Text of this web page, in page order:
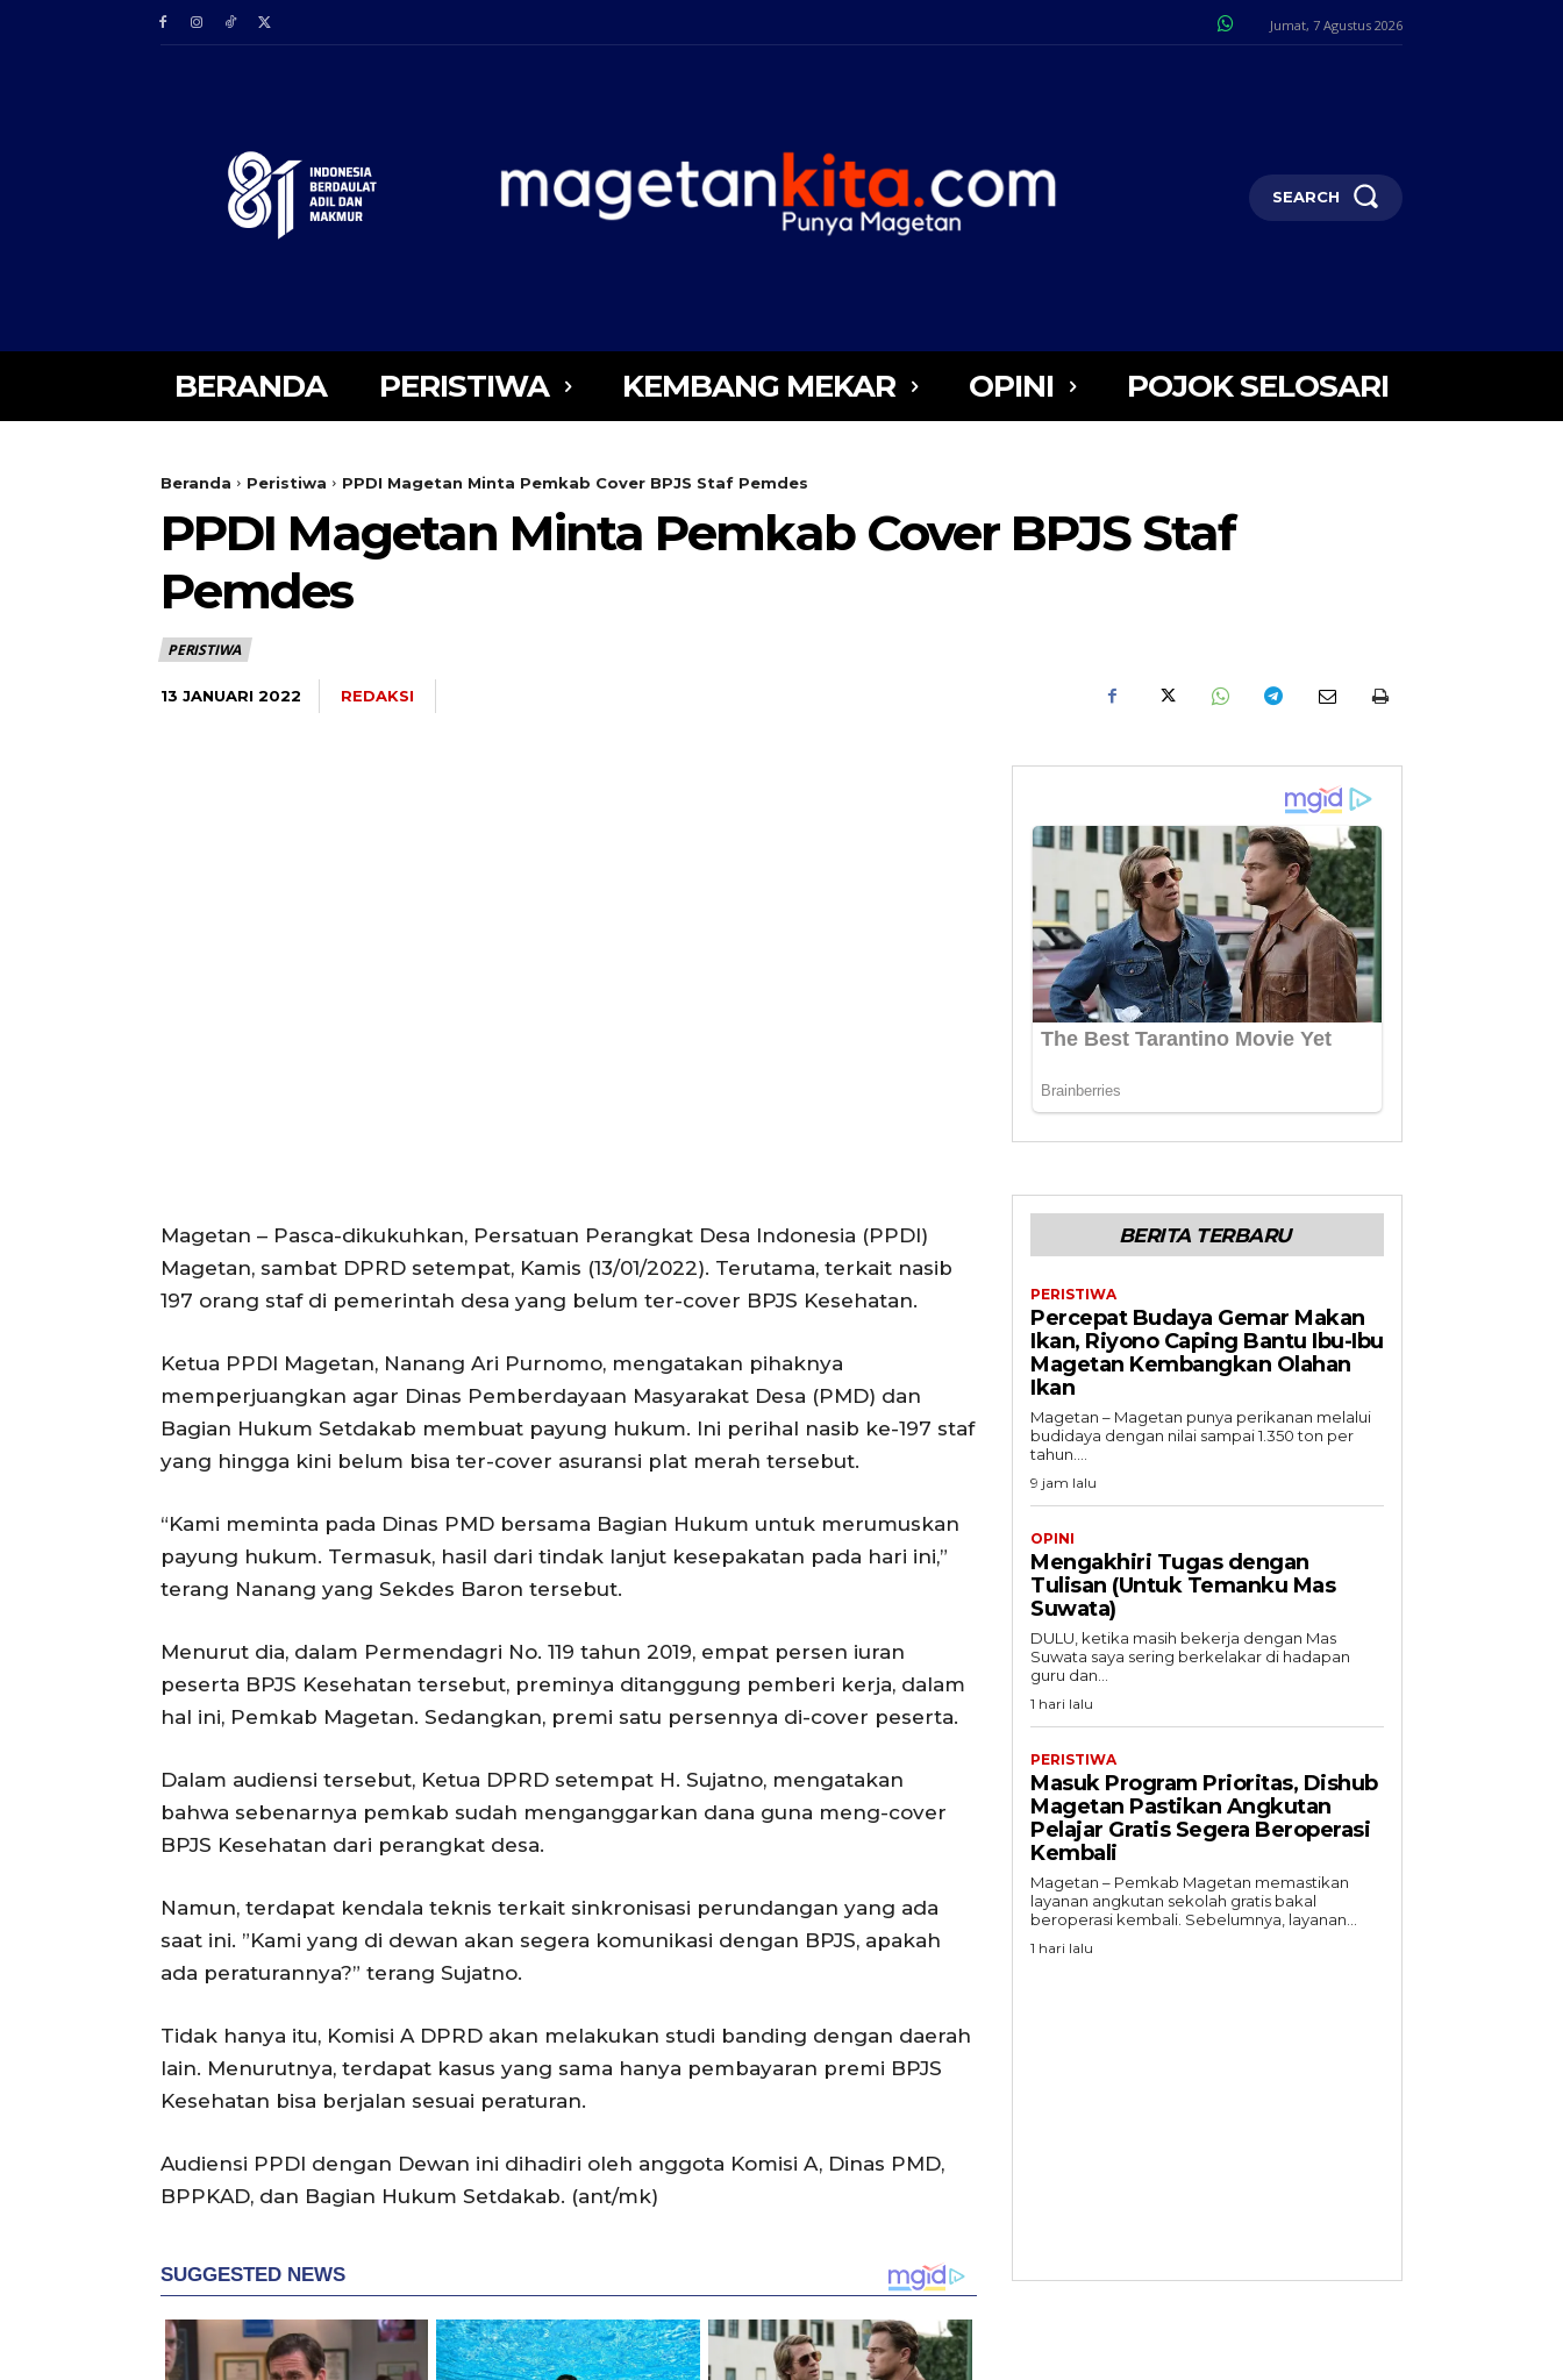
Jumat, 7 Agustus 2026
SEARCH
BERANDA PERISTIWA KEMBANG MEKAR OPINI POJOK SELOSARI
Beranda Peristiwa PPDI Magetan Minta Pemkab Cover BPJS Staf Pemdes
PPDI Magetan Minta Pemkab Cover BPJS Staf
Pemdes
PERISTIWA
13 JANUARI 2022 REDAKSI
Magetan – Pasca-dikukuhkan, Persatuan Perangkat Desa Indonesia (PPDI)
Magetan, sambat DPRD setempat, Kamis (13/01/2022). Terutama, terkait nasib
197 orang staf di pemerintah desa yang belum ter-cover BPJS Kesehatan.
Ketua PPDI Magetan, Nanang Ari Purnomo, mengatakan pihaknya
memperjuangkan agar Dinas Pemberdayaan Masyarakat Desa (PMD) dan
Bagian Hukum Setdakab membuat payung hukum. Ini perihal nasib ke-197 staf
yang hingga kini belum bisa ter-cover asuransi plat merah tersebut.
“Kami meminta pada Dinas PMD bersama Bagian Hukum untuk merumuskan
payung hukum. Termasuk, hasil dari tindak lanjut kesepakatan pada hari ini,”
terang Nanang yang Sekdes Baron tersebut.
Menurut dia, dalam Permendagri No. 119 tahun 2019, empat persen iuran
peserta BPJS Kesehatan tersebut, preminya ditanggung pemberi kerja, dalam
hal ini, Pemkab Magetan. Sedangkan, premi satu persennya di-cover peserta.
Dalam audiensi tersebut, Ketua DPRD setempat H. Sujatno, mengatakan
bahwa sebenarnya pemkab sudah menganggarkan dana guna meng-cover
BPJS Kesehatan dari perangkat desa.
Namun, terdapat kendala teknis terkait sinkronisasi perundangan yang ada
saat ini. ”Kami yang di dewan akan segera komunikasi dengan BPJS, apakah
ada peraturannya?” terang Sujatno.
Tidak hanya itu, Komisi A DPRD akan melakukan studi banding dengan daerah
lain. Menurutnya, terdapat kasus yang sama hanya pembayaran premi BPJS
Kesehatan bisa berjalan sesuai peraturan.
Audiensi PPDI dengan Dewan ini dihadiri oleh anggota Komisi A, Dinas PMD,
BPPKAD, dan Bagian Hukum Setdakab. (ant/mk)
BERITA TERBARU
PERISTIWA
Percepat Budaya Gemar Makan
Ikan, Riyono Caping Bantu Ibu-Ibu
Magetan Kembangkan Olahan
Ikan
Magetan – Magetan punya perikanan melalui
budidaya dengan nilai sampai 1.350 ton per
tahun....
9 jam lalu
OPINI
Mengakhiri Tugas dengan
Tulisan (Untuk Temanku Mas
Suwata)
DULU, ketika masih bekerja dengan Mas
Suwata saya sering berkelakar di hadapan
guru dan...
1 hari lalu
PERISTIWA
Masuk Program Prioritas, Dishub
Magetan Pastikan Angkutan
Pelajar Gratis Segera Beroperasi
Kembali
Magetan – Pemkab Magetan memastikan
layanan angkutan sekolah gratis bakal
beroperasi kembali. Sebelumnya, layanan...
1 hari lalu